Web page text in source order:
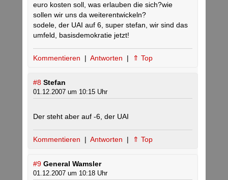
euro kosten soll, was erlauben die sich?wie
sollen wir uns da weiterentwickeln?
sodele, der UAI auf 6, super stefan, wir sind das
umfeld, basisdemokratie jetzt!
Kommentieren | Antworten | ⇑ Top
#8 Stefan
01.12.2007 um 10:15 Uhr
Der steht aber auf -6, der UAI
Kommentieren | Antworten | ⇑ Top
#9 General Wamsler
01.12.2007 um 10:18 Uhr